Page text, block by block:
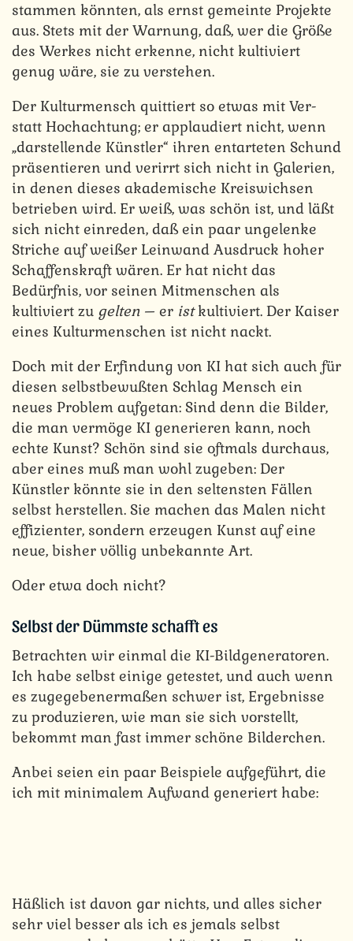
stammen könnten, als ernst gemeinte Projekte
aus. Stets mit der Warnung, daß, wer die Größe
des Werkes nicht erkenne, nicht kultiviert
genug wäre, sie zu verstehen.
Der Kulturmensch quittiert so etwas mit Ver-
statt Hochachtung; er applaudiert nicht, wenn
„darstellende Künstler“ ihren entarteten Schund
präsentieren und verirrt sich nicht in Galerien,
in denen dieses akademische Kreiswichsen
betrieben wird. Er weiß, was schön ist, und läßt
sich nicht einreden, daß ein paar ungelenke
Striche auf weißer Leinwand Ausdruck hoher
Schaffenskraft wären. Er hat nicht das
Bedürfnis, vor seinen Mitmenschen als
kultiviert zu gelten – er istkultiviert. Der Kaiser
eines Kulturmenschen ist nicht nackt.
Doch mit der Erfindung von KI hat sich auch für
diesen selbstbewußten Schlag Mensch ein
neues Problem aufgetan: Sind denn die Bilder,
die man vermöge KI generieren kann, noch
echte Kunst? Schön sind sie oftmals durchaus,
aber eines muß man wohl zugeben: Der
Künstler könnte sie in den seltensten Fällen
selbst herstellen. Sie machen das Malen nicht
effizienter, sondern erzeugen Kunst auf eine
neue, bisher völlig unbekannte Art.
Oder etwa doch nicht?
Selbst der Dümmste schafft es
Betrachten wir einmal die KI-Bildgeneratoren.
Ich habe selbst einige getestet, und auch wenn
es zugegebenermaßen schwer ist, Ergebnisse
zu produzieren, wie man sie sich vorstellt,
bekommt man fast immer schöne Bilderchen.
Anbei seien ein paar Beispiele aufgeführt, die
ich mit minimalem Aufwand generiert habe:
Häßlich ist davon gar nichts, und alles sicher
sehr viel besser als ich es jemals selbst